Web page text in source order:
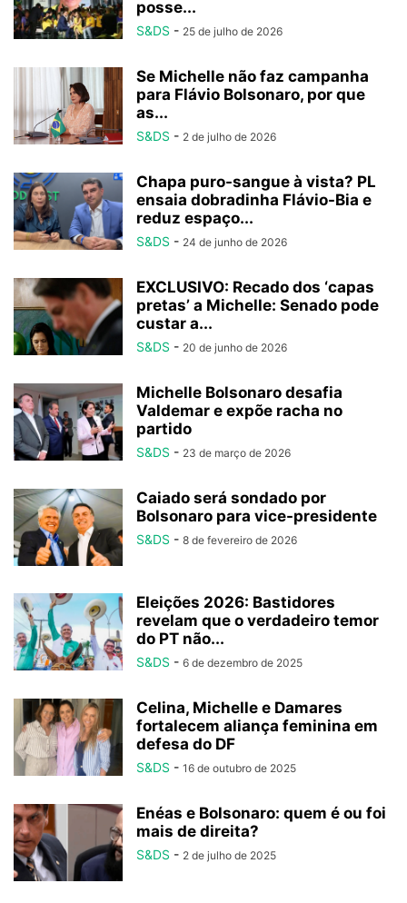
posse...
S&DS - 25 de julho de 2026
Se Michelle não faz campanha
para Flávio Bolsonaro, por que
as...
S&DS - 2 de julho de 2026
Chapa puro-sangue à vista? PL
ensaia dobradinha Flávio-Bia e
reduz espaço...
S&DS - 24 de junho de 2026
EXCLUSIVO: Recado dos ‘capas
pretas’ a Michelle: Senado pode
custar a...
S&DS - 20 de junho de 2026
Michelle Bolsonaro desafia
Valdemar e expõe racha no
partido
S&DS - 23 de março de 2026
Caiado será sondado por
Bolsonaro para vice-presidente
S&DS - 8 de fevereiro de 2026
Eleições 2026: Bastidores
revelam que o verdadeiro temor
do PT não...
S&DS - 6 de dezembro de 2025
Celina, Michelle e Damares
fortalecem aliança feminina em
defesa do DF
S&DS - 16 de outubro de 2025
Enéas e Bolsonaro: quem é ou foi
mais de direita?
S&DS - 2 de julho de 2025